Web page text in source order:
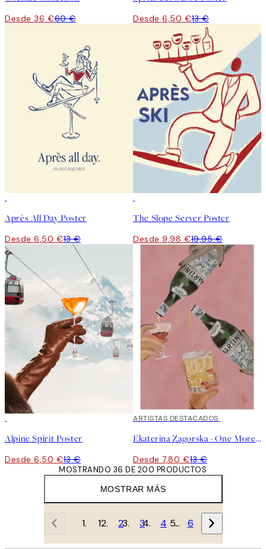
Desde 36 €60 € Desde 6,50 €13 €
Après All Day Poster
Desde 6,50 €13 €
The Slope Server Poster
Desde 9,98 €19,95 €
Alpine Spirit Poster
Desde 6,50 €13 €
40%*
ARTISTAS DESTACADOS
Ekaterina Zagorska - One More Martini Please Poster
Desde 7,80 €13 €
MOSTRAR MÁS
MOSTRANDO 36 DE 200 PRODUCTOS
1 2 3 4 … 6